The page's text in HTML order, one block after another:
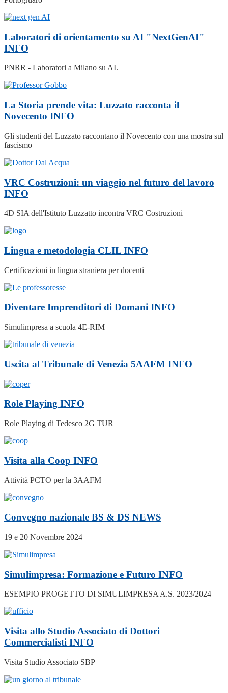
Laboratori di orientamento su AI "NextGenAI"
INFO
PNRR - Laboratori a Milano su AI.
La Storia prende vita: Luzzato racconta il
Novecento INFO
Gli studenti del Luzzato raccontano il Novecento con una mostra sul
fascismo
VRC Costruzioni: un viaggio nel futuro del lavoro
INFO
4D SIA dell'Istituto Luzzatto incontra VRC Costruzioni
Lingua e metodologia CLIL INFO
Certificazioni in lingua straniera per docenti
Diventare Imprenditori di Domani INFO
Simulimpresa a scuola 4E-RIM
Uscita al Tribunale di Venezia 5AAFM INFO
Role Playing INFO
Role Playing di Tedesco 2G TUR
Visita alla Coop INFO
Attività PCTO per la 3AAFM
Convegno nazionale BS & DS NEWS
19 e 20 Novembre 2024
Simulimpresa: Formazione e Futuro INFO
ESEMPIO PROGETTO DI SIMULIMPRESA A.S. 2023/2024
Visita allo Studio Associato di Dottori
Commercialisti INFO
Visita Studio Associato SBP